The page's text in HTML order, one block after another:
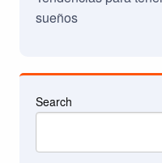
sueños
Search